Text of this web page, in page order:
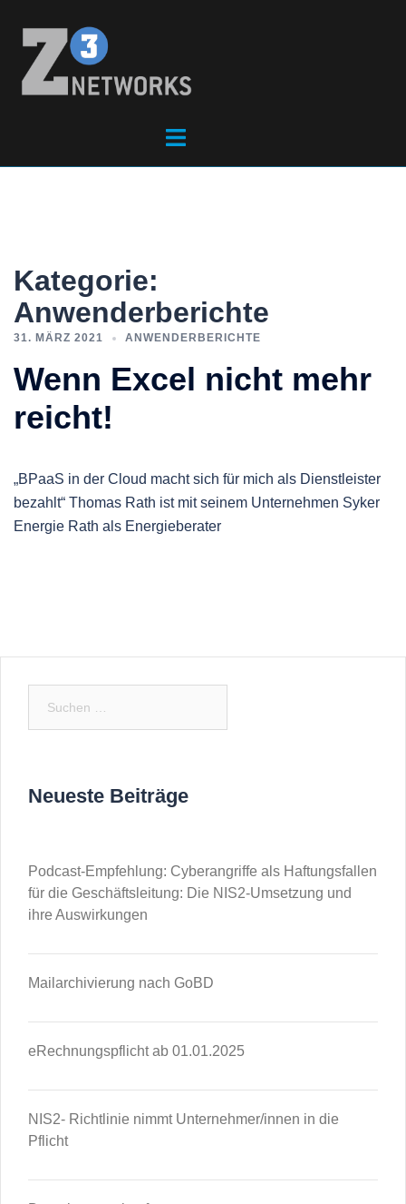
Kategorie:
Anwenderberichte
31. MÄRZ 2021 ANWENDERBERICHTE
Wenn Excel nicht mehr
reicht!
„BPaaS in der Cloud macht sich für mich als Dienstleister
bezahlt“ Thomas Rath ist mit seinem Unternehmen Syker
Energie Rath als Energieberater
Neueste Beiträge
Podcast-Empfehlung: Cyberangriffe als Haftungsfallen
für die Geschäftsleitung: Die NIS2-Umsetzung und
ihre Auswirkungen
Mailarchivierung nach GoBD
eRechnungspflicht ab 01.01.2025
NIS2- Richtlinie nimmt Unternehmer/innen in die
Pflicht